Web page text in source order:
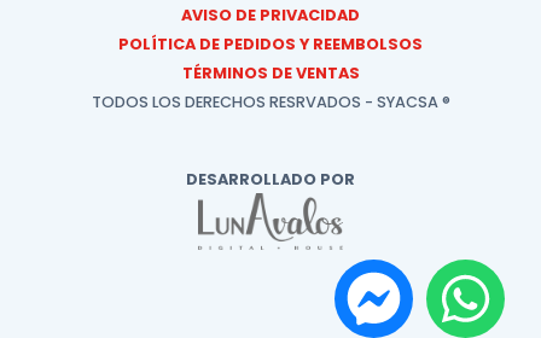
AVISO DE PRIVACIDAD
POLÍTICA DE PEDIDOS Y REEMBOLSOS
TÉRMINOS DE VENTAS
TODOS LOS DERECHOS RESRVADOS - SYACSA ®
DESARROLLADO POR